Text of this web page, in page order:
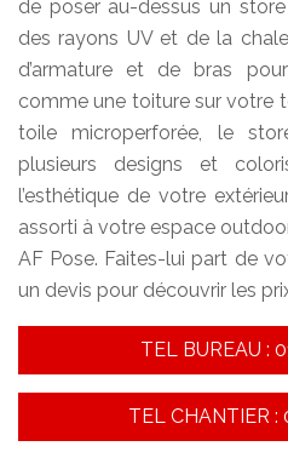
de poser au-dessus un
des rayons UV et de la
d’armature et de bras
comme une toiture sur votre
toile microperforée, le
plusieurs designs et
l’esthétique de votre
assorti à votre espace
AF Pose. Faites-lui part de
un devis pour découvrir les
TEL BUREAU :
TEL CHANTIER :